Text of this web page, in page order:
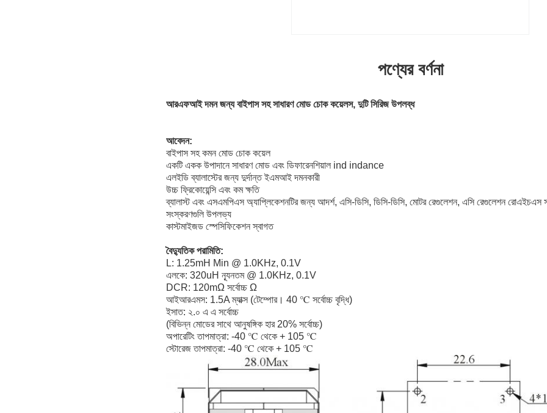
পণ্যের বর্ণনা
আরএফআই দমন জন্য বাইপাস সহ সাধারণ মোড চোক কয়েলস, দুটি সিরিজ উপলব্ধ
আবেদন:
বাইপাস সহ কমন মোড চোক কয়েল
একটি একক উপাদানে সাধারণ মোড এবং ডিফারেনশিয়াল ind indance
এলইডি ব্যালাস্টের জন্য দুর্দান্ত ইএমআই দমনকারী
উচ্চ ফ্রিকোয়েন্সি এবং কম ক্ষতি
ব্যালাস্ট এবং এসএমপিএস অ্যাপ্লিকেশনটির জন্য আদর্শ, এসি-ডিসি, ডিসি-ডিসি, মোটর রেগুলেশন, এসি রেগুলেশন রোএইচএস
সংস্করণগুলি উপলভ্য
কাস্টমাইজড স্পেসিফিকেশন স্বাগত
বৈদ্যুতিক পরামিতি:
L: 1.25mH Min @ 1.0KHz, 0.1V
এলকে: 320uH ন্যূনতম @ 1.0KHz, 0.1V
DCR: 120mΩ সর্বোচ্চ Ω
আইআরএমস: 1.5A ম্যাক্স (টেম্পোর। 40 ℃ সর্বোচ্চ বৃদ্ধি)
ইসাত: ২.০ এ এ সর্বোচ্চ
(বিভিন্ন মোডের সাথে আনুষঙ্গিক হার 20% সর্বোচ্চ)
অপারেটিং তাপমাত্রা: -40 ℃ থেকে + 105 ℃
স্টোরেজ তাপমাত্রা: -40 ℃ থেকে + 105 ℃